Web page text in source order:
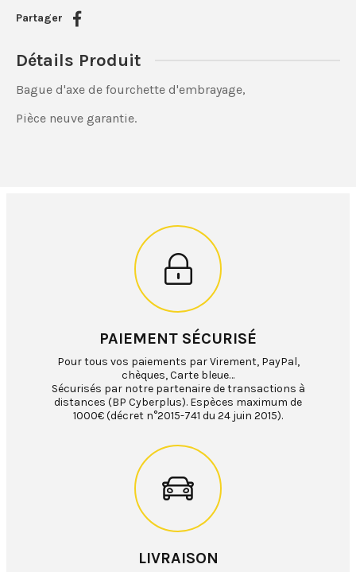
Partager
Détails Produit
Bague d'axe de fourchette d'embrayage,
Pièce neuve garantie.
PAIEMENT SÉCURISÉ
Pour tous vos paiements par Virement, PayPal,
chèques, Carte bleue…
Sécurisés par notre partenaire de transactions à
distances (BP Cyberplus). Espèces maximum de
1000€ (décret n°2015-741 du 24 juin 2015).
LIVRAISON